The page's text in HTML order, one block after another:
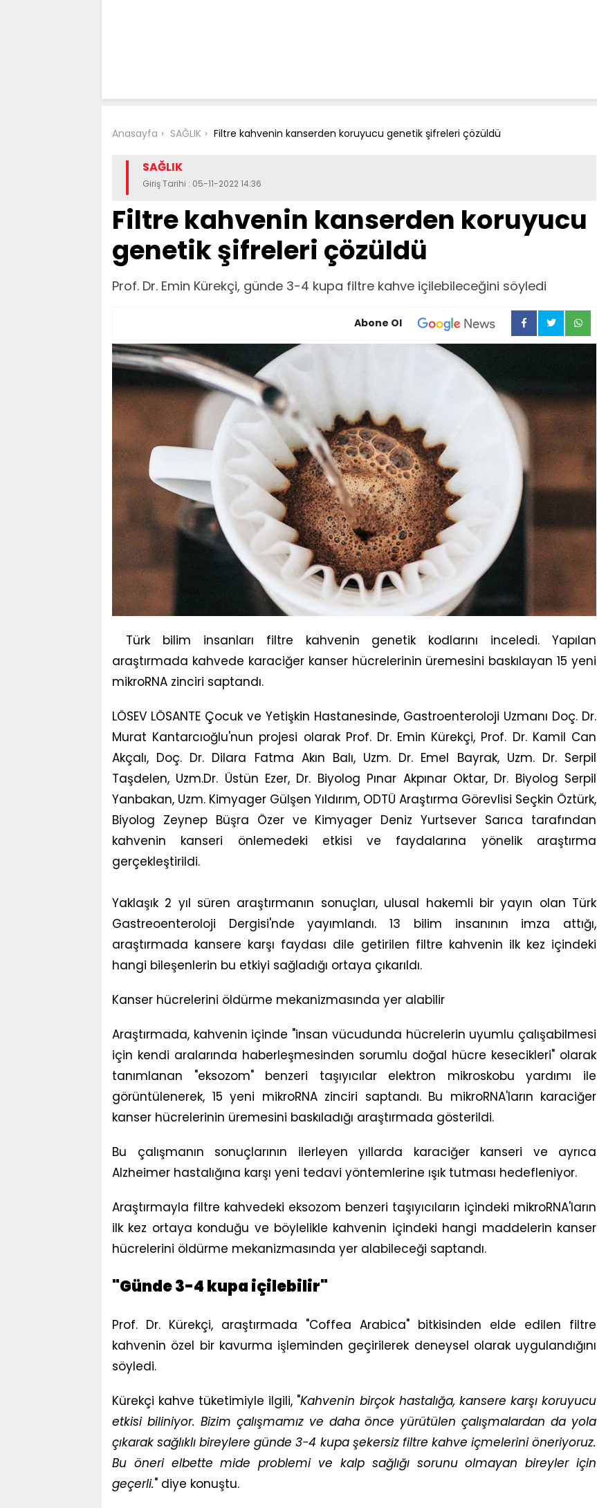
Anasayfa SAĞLIK Filtre kahvenin kanserden koruyucu genetik şifreleri çözüldü
SAĞLIK
Giriş Tarihi : 05-11-2022 14:36
Filtre kahvenin kanserden koruyucu
genetik şifreleri çözüldü
Prof. Dr. Emin Kürekçi, günde 3-4 kupa filtre kahve içilebileceğini söyledi
Abone Ol
Türk bilim insanları filtre kahvenin genetik kodlarını inceledi. Yapılan
araştırmada kahvede karaciğer kanser hücrelerinin üremesini baskılayan 15 yeni
mikroRNA zinciri saptandı.
LÖSEV LÖSANTE Çocuk ve Yetişkin Hastanesinde, Gastroenteroloji Uzmanı Doç. Dr.
Murat Kantarcıoğlu'nun projesi olarak Prof. Dr. Emin Kürekçi, Prof. Dr. Kamil Can
Akçalı, Doç. Dr. Dilara Fatma Akın Balı, Uzm. Dr. Emel Bayrak, Uzm. Dr. Serpil
Taşdelen, Uzm.Dr. Üstün Ezer, Dr. Biyolog Pınar Akpınar Oktar, Dr. Biyolog Serpil
Yanbakan, Uzm. Kimyager Gülşen Yıldırım, ODTÜ Araştırma Görevlisi Seçkin Öztürk,
Biyolog Zeynep Büşra Özer ve Kimyager Deniz Yurtsever Sarıca tarafından
kahvenin kanseri önlemedeki etkisi ve faydalarına yönelik araştırma
gerçekleştirildi.
Yaklaşık 2 yıl süren araştırmanın sonuçları, ulusal hakemli bir yayın olan Türk
Gastreoenteroloji Dergisi'nde yayımlandı. 13 bilim insanının imza attığı,
araştırmada kansere karşı faydası dile getirilen filtre kahvenin ilk kez içindeki
hangi bileşenlerin bu etkiyi sağladığı ortaya çıkarıldı.
Kanser hücrelerini öldürme mekanizmasında yer alabilir
Araştırmada, kahvenin içinde "insan vücudunda hücrelerin uyumlu çalışabilmesi
için kendi aralarında haberleşmesinden sorumlu doğal hücre kesecikleri" olarak
tanımlanan "eksozom" benzeri taşıyıcılar elektron mikroskobu yardımı ile
görüntülenerek, 15 yeni mikroRNA zinciri saptandı. Bu mikroRNA'ların karaciğer
kanser hücrelerinin üremesini baskıladığı araştırmada gösterildi.
Bu çalışmanın sonuçlarının ilerleyen yıllarda karaciğer kanseri ve ayrıca
Alzheimer hastalığına karşı yeni tedavi yöntemlerine ışık tutması hedefleniyor.
Araştırmayla filtre kahvedeki eksozom benzeri taşıyıcıların içindeki mikroRNA'ların
ilk kez ortaya konduğu ve böylelikle kahvenin içindeki hangi maddelerin kanser
hücrelerini öldürme mekanizmasında yer alabileceği saptandı.
"Günde 3-4 kupa içilebilir"
Prof. Dr. Kürekçi, araştırmada "Coffea Arabica" bitkisinden elde edilen filtre
kahvenin özel bir kavurma işleminden geçirilerek deneysel olarak uygulandığını
söyledi.
Kürekçi kahve tüketimiyle ilgili, "Kahvenin birçok hastalığa, kansere karşı koruyucu
etkisi biliniyor. Bizim çalışmamız ve daha önce yürütülen çalışmalardan da yola
çıkarak sağlıklı bireylere günde 3-4 kupa şekersiz filtre kahve içmelerini öneriyoruz.
Bu öneri elbette mide problemi ve kalp sağlığı sorunu olmayan bireyler için
geçerli." diye konuştu.